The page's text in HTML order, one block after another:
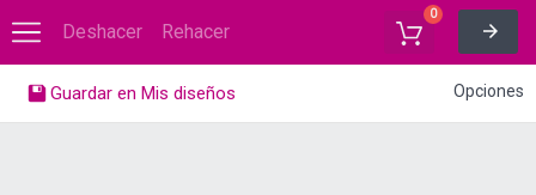
Deshacer Rehacer
0
Guardar en Mis diseños Opciones